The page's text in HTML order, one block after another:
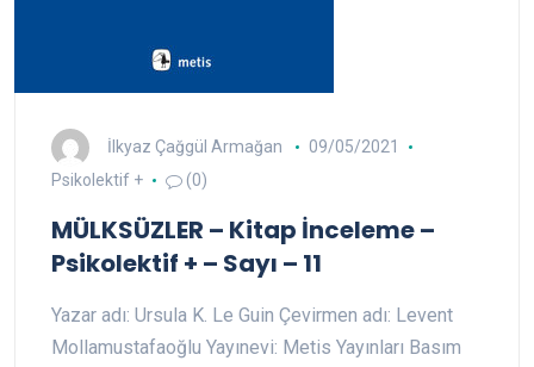
İlkyaz Çağgül Armağan
09/05/2021
Psikolektif +
(0)
MÜLKSÜZLER – Kitap İnceleme –
Psikolektif + – Sayı – 11
Yazar adı: Ursula K. Le Guin Çevirmen adı: Levent
Mollamustafaoğlu Yayınevi: Metis Yayınları Basım